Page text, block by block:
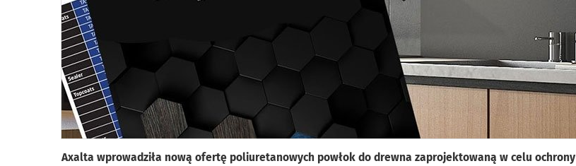
Axalta wprowadziła nową ofertę poliuretanowych powłok do drewna zaprojektowaną w celu